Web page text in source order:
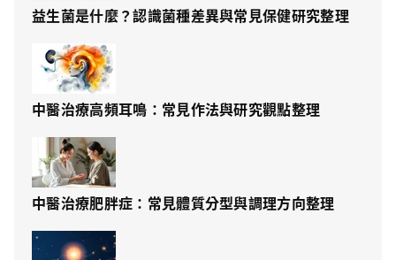
益生菌是什麼？認識菌種差異與常見保健研究整理
中醫治療高頻耳鳴：常見作法與研究觀點整理
中醫治療肥胖症：常見體質分型與調理方向整理